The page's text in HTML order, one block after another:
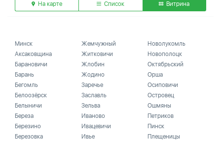
На карте Список Витрина
Минск
Аксаковщина
Барановичи
Барань
Бегомль
Белоозёрск
Белыничи
Береза
Березино
Березовка
Жемчужный
Житковичи
Жлобин
Жодино
Заречье
Заславль
Зельва
Иваново
Ивацевичи
Ивье
Новолукомль
Новополоцк
Октябрьский
Орша
Осиповичи
Островец
Ошмяны
Петриков
Пинск
Плещеницы